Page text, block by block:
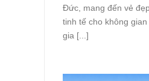
Đức, mang đến vẻ
tinh tế cho không
gia [...]